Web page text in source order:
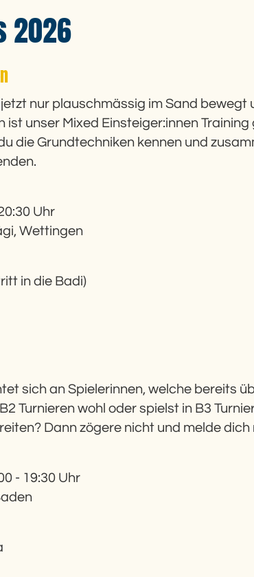
2026
nur plauschmässig im Sand
ist unser Mixed Einsteiger:innen
die Grundtechniken kennen und
Uhr
Wettingen
in die Badi)
sich an Spielerinnen, welche bereits
Turnieren wohl oder spielst in B3
Dann zögere nicht und melde
- 19:30 Uhr